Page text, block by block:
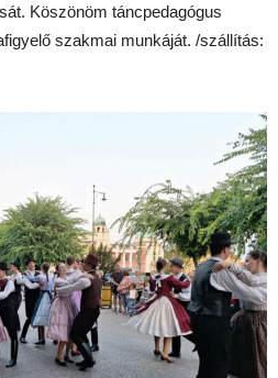
Köszönöm táncpedagógus
szakmai munkáját. /szállítás: